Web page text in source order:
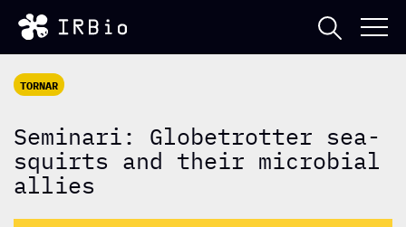
TORNAR
Seminari: Globetrotter sea-
squirts and their microbial
allies